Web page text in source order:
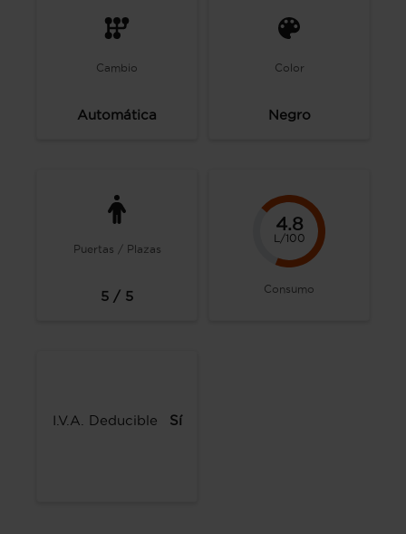
Cambio
Automática
Color
Negro
Puertas / Plazas
5 / 5
4.8
L/100
Consumo
I.V.A. Deducible Sí